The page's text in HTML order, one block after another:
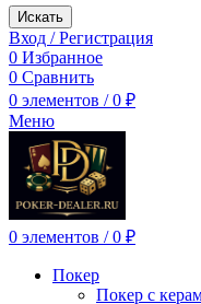
Искать
Вход / Регистрация
0 Избранное
0 Сравнить
0 элементов / 0 ₽
Меню
0 элементов / 0 ₽
Покер
Покер с